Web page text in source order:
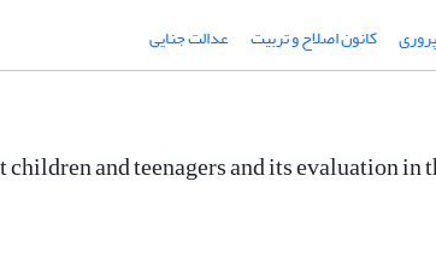
کانون اصلاح و تربیت عدالت جنایی
and teenagers and its evaluation